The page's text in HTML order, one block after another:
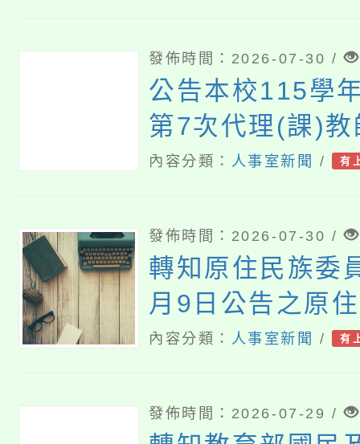
發佈時間：2026-07-30 /
公告本校115學
第7次代理(課)
內容分類： 人事室新聞 / 有
發佈時間：2026-07-30 /
轉知原住民族委
月9日公告之原
祭儀放假日期，
內容分類： 人事室新聞 / 有
發佈時間：2026-07-29 /